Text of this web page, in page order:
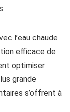
l’eau chaude
efficace de
optimiser
grande
s’offrent à